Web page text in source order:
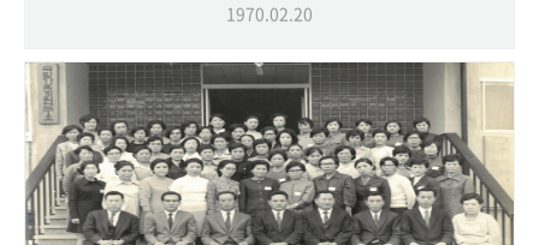
1970.02.20